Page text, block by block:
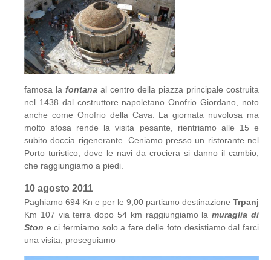
famosa la fontana al centro della piazza principale costruita
nel 1438 dal costruttore napoletano Onofrio Giordano, noto
anche come Onofrio della Cava. La giornata nuvolosa ma
molto afosa rende la visita pesante, rientriamo alle 15 e
subito doccia rigenerante. Ceniamo presso un ristorante nel
Porto turistico, dove le navi da crociera si danno il cambio,
che raggiungiamo a piedi.
10 agosto 2011
Paghiamo 694 Kn e per le 9,00 partiamo destinazione Trpanj
Km 107 via terra dopo 54 km raggiungiamo lamuraglia di
Ston e ci fermiamo solo a fare delle foto desistiamo dal farci
una visita, proseguiamo